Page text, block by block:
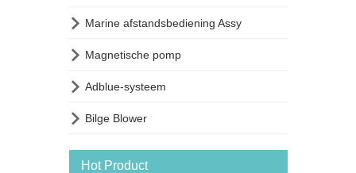
 Marine afstandsbediening Assy
 Magnetische pomp
 Adblue-systeem
 Bilge Blower
Hot Product